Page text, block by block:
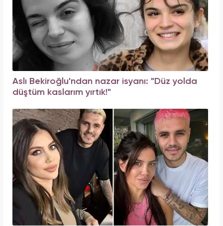
Aslı Bekiroğlu'ndan nazar isyanı: "Düz yolda
düştüm kaslarım yırtık!"